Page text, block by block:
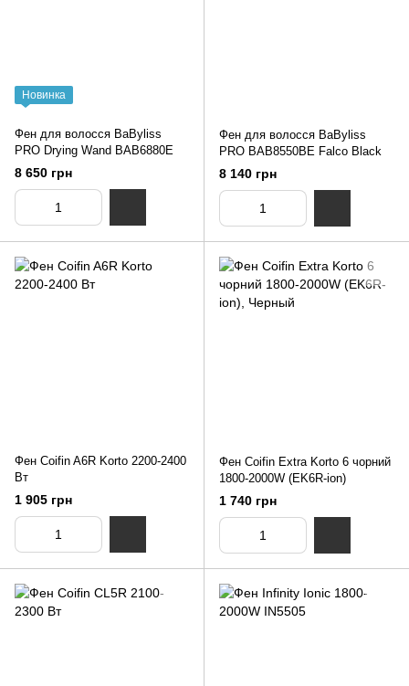
Новинка
Фен для волосся BaByliss
PRO Drying Wand BAB6880E
8 650 грн
Фен для волосся BaByliss
PRO BAB8550BE Falco Black
8 140 грн
Фен Coifin A6R Korto 2200-2400
Вт
1 905 грн
Фен Coifin Extra Korto 6 чорний
1800-2000W (EK6R-ion)
1 740 грн